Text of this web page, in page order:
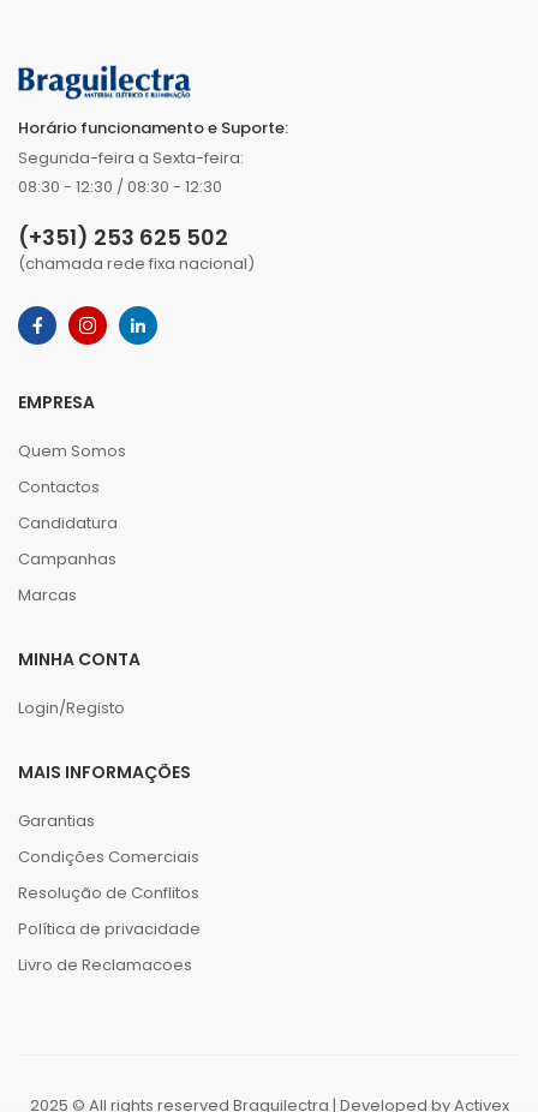
Horário funcionamento e Suporte:
Segunda-feira a Sexta-feira:
08:30 - 12:30 / 08:30 - 12:30
(+351) 253 625 502
(chamada rede fixa nacional)
EMPRESA
Quem Somos
Contactos
Candidatura
Campanhas
Marcas
MINHA CONTA
Login/Registo
MAIS INFORMAÇÕES
Garantias
Condições Comerciais
Resolução de Conflitos
Política de privacidade
Livro de Reclamacoes
2025 © All rights reserved Braguilectra | Developed byActivex